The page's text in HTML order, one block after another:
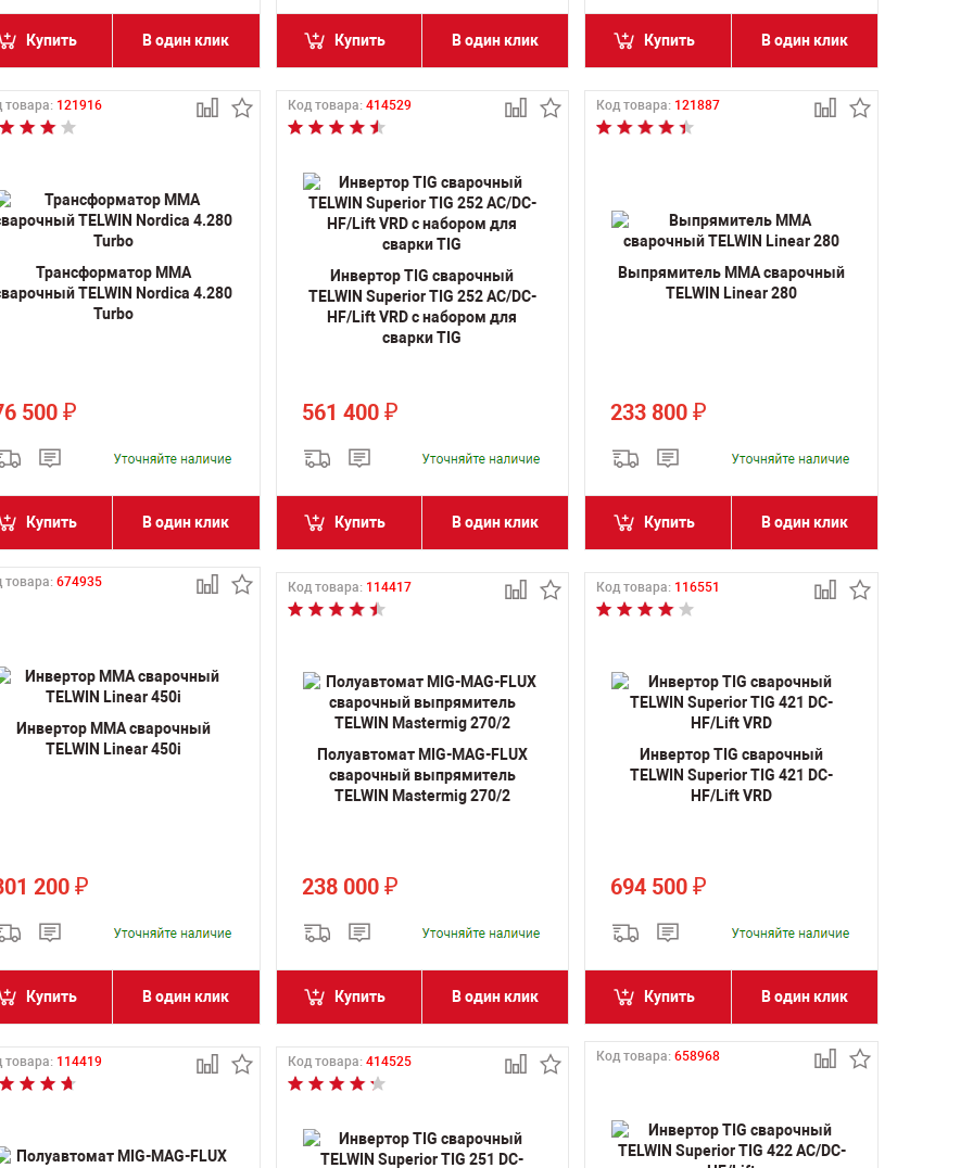
Купить В один клик Купить В один клик Купить В один клик
товара: 121916
Трансформатор MMA
TELWIN Nordica 4.280
Turbo
500 ₽
Купить В один клик
Код товара: 414529
Инвертор TIG сварочный
TELWIN Superior TIG 252 AC/DC-
HF/Lift VRD с набором для
сварки TIG
561 400 ₽
Купить В один клик
Код товара: 121887
Выпрямитель MMA сварочный
TELWIN Linear 280
233 800₽
Купить В один клик
товара: 674935
Инвертор MMA сварочный
TELWIN Linear 450i
200 ₽
Купить В один клик
Код товара: 114417
Полуавтомат MIG-MAG-FLUX
сварочный выпрямитель
TELWIN Mastermig 270/2
238 000 ₽
Купить В один клик
Код товара: 116551
Инвертор TIG сварочный
TELWIN Superior TIG 421 DC-
HF/Lift VRD
694 500₽
Купить В один клик
товара: 114419 Код товара: 414525 Код товара:658968